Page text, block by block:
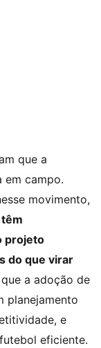
que a
em campo.
movimento,
projeto
do que virar
a adoção de
planejamento
e
eficiente.